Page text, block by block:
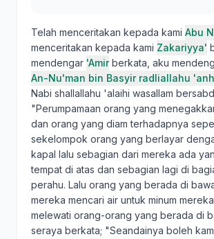
Telah menceritakan kepada kami Abu
menceritakan kepada kami Zakariyya'
mendengar 'Amirberkata, aku
An-Nu'man bin Basyir radliallahu
Nabi shallallahu 'alaihi wasallam
"Perumpamaan orang yang
dan orang yang diam terhadapnya
sekelompok orang yang berlayar
kapal lalu sebagian dari mereka ada
tempat di atas dan sebagian lagi di
perahu. Lalu orang yang berada di
mereka mencari air untuk minum
melewati orang-orang yang berada di
seraya berkata; "Seandainya boleh